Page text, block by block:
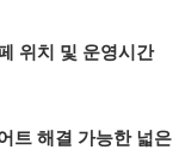
위치 및 운영시간
트 해결 가능한 넓은